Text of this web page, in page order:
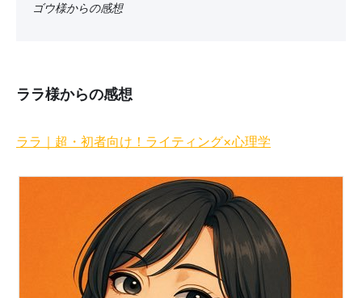
ゴウ様からの感想
ララ様からの感想
ララ｜超・初者向け！ライティング×心理学